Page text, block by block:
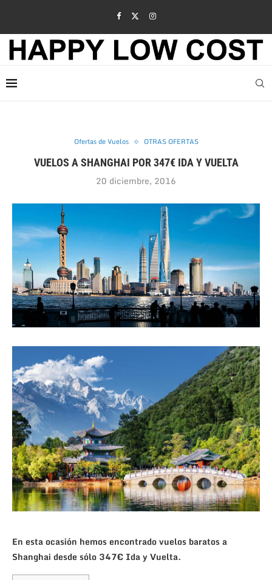
Ofertas de Vuelos OTRAS OFERTAS
VUELOS A SHANGHAI POR 347€ IDA Y VUELTA
20 diciembre, 2016
En esta ocasión hemos encontrado vuelos baratos a
Shanghai desde sólo 347€ Ida y Vuelta.